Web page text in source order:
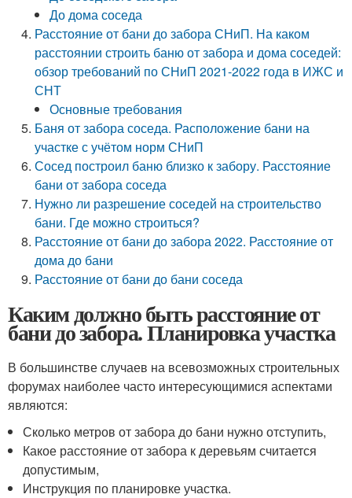
До дома соседа
Расстояние от бани до забора СНиП. На каком
расстоянии строить баню от забора и дома соседей:
обзор требований по СНиП 2021-2022 года в ИЖС и
СНТ
Основные требования
Баня от забора соседа. Расположение бани на
участке с учётом норм СНиП
Сосед построил баню близко к забору. Расстояние
бани от забора соседа
Нужно ли разрешение соседей на строительство
бани. Где можно строиться?
Расстояние от бани до забора 2022. Расстояние от
дома до бани
Расстояние от бани до бани соседа
Каким должно быть расстояние от
бани до забора. Планировка участка
В большинстве случаев на всевозможных строительных
форумах наиболее часто интересующимися аспектами
являются:
Сколько метров от забора до бани нужно отступить,
Какое расстояние от забора к деревьям считается
допустимым,
Инструкция по планировке участка.